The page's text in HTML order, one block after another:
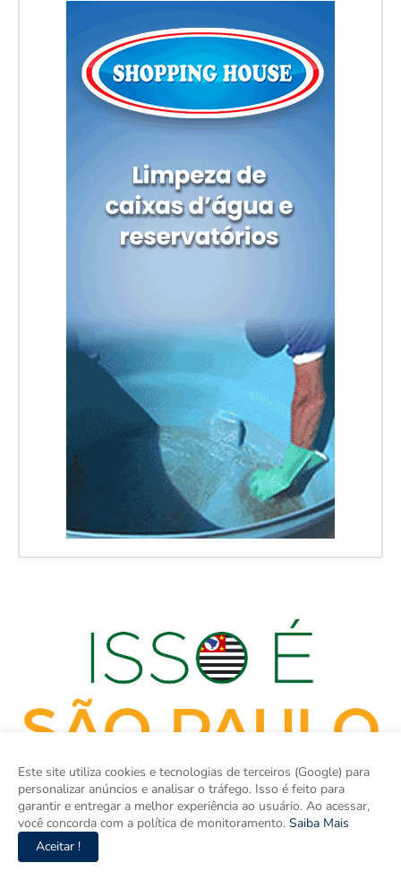
Este site utiliza cookies e tecnologias de terceiros (Google) para
personalizar anúncios e analisar o tráfego. Isso é feito para
garantir e entregar a melhor experiência ao usuário. Ao acessar,
você concorda com a política de monitoramento. Saiba Mais
Aceitar !